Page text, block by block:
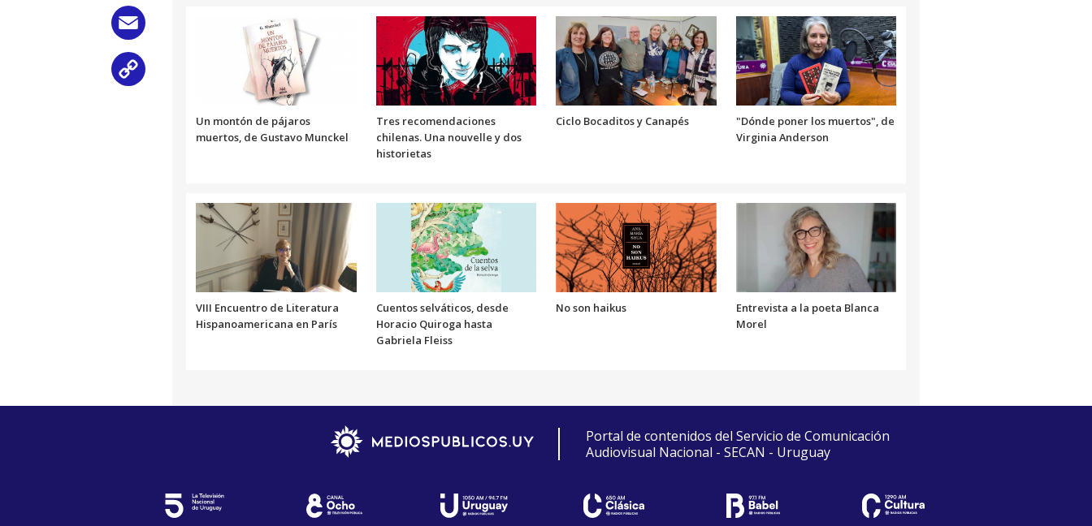
aumentar
o
disminuir
el
volumen.
Un montón de pájaros
muertos, de Gustavo Munckel
Tres recomendaciones
chilenas. Una nouvelle y dos
historietas
Ciclo Bocaditos y Canapés
"Dónde poner los muertos", de
Virginia Anderson
VIII Encuentro de Literatura
Hispanoamericana en París
Cuentos selváticos, desde
Horacio Quiroga hasta
Gabriela Fleiss
No son haikus
Entrevista a la poeta Blanca
Morel
Portal de contenidos del Servicio de Comunicación
Audiovisual Nacional - SECAN - Uruguay